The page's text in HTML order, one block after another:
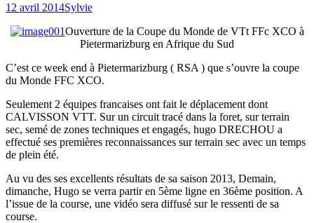
12 avril 2014Sylvie
Ouverture de la Coupe du Monde de VTt FFc XCO à
Pietermarizburg en Afrique du Sud
C’est ce week end à Pietermarizburg ( RSA ) que s’ouvre la coupe
du Monde FFC XCO.
Seulement 2 équipes francaises ont fait le déplacement dont
CALVISSON VTT. Sur un circuit tracé dans la foret, sur terrain
sec, semé de zones techniques et engagés, hugo DRECHOU a
effectué ses premières reconnaissances sur terrain sec avec un temps
de plein été.
Au vu des ses excellents résultats de sa saison 2013, Demain,
dimanche, Hugo se verra partir en 5ème ligne en 36ème position. A
l’issue de la course, une vidéo sera diffusé sur le ressenti de sa
course.